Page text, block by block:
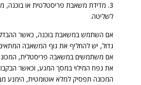
3. מדידת משאבת פריסטלטית או בוכנה,
לשליטה.
אם השתמש במשאבת בוכנה, כאשר ההבדל
גדול, יש להחליף את גוף המשאבה
אם משתמשים במשאבה פריסטלית,
את נפח המילוי במסך המגע, וכאשר
המכונה תפסיק למלא אוטומטית, הימנע